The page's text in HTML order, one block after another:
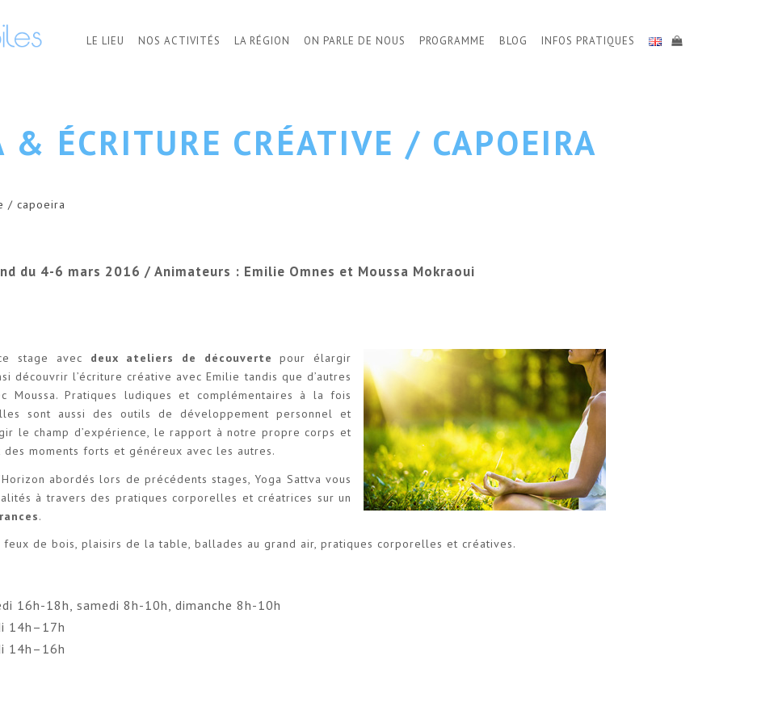
LE LIEU NOS ACTIVITÉS LA RÉGION ON PARLE DE NOUS PROGRAMME BLOG INFOS PRATIQUES
& ÉCRITURE CRÉATIVE / CAPOEIRA
/ capoeira
du 4-6 mars 2016 / Animateurs : Emilie Omnes et Moussa Mokraoui
stage avec deux ateliers de découverte pour élargir
découvrir l’écriture créative avec Emilie tandis que d’autres
Moussa. Pratiques ludiques et complémentaires à la fois
sont aussi des outils de développement personnel et
le champ d’expérience, le rapport à notre propre corps et
des moments forts et généreux avec les autres.
abordés lors de précédents stages, Yoga Sattva vous
à travers des pratiques corporelles et créatrices sur un
.
feux de bois, plaisirs de la table, ballades au grand air, pratiques corporelles et créatives.
16h-18h, samedi 8h-10h, dimanche 8h-10h
14h–17h
14h–16h